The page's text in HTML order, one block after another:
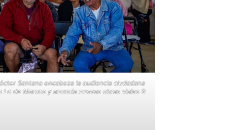
Santana encabeza la audiencia ciudadana
Lo de Marcos y anuncia nuevas obras viales 9